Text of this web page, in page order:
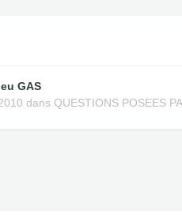
GAS
dans QUESTIONS POSEES